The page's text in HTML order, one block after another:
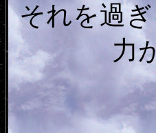
それを過
力